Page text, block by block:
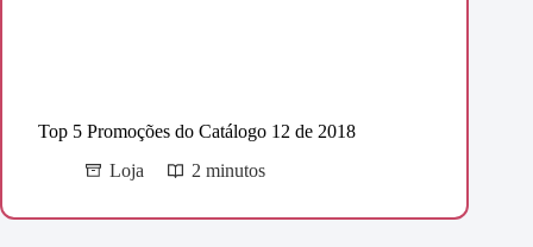
Top 5 Promoções do Catálogo 12 de 2018
Loja
2 minutos